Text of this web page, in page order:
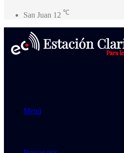
San Juan 12 ℃
Menú